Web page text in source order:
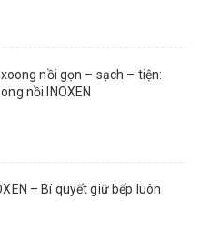
nồi gọn – sạch – tiện:
nồi INOXEN
– Bí quyết giữ bếp luôn